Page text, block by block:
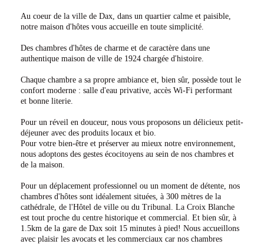
Au coeur de la ville de Dax, dans un quartier calme et paisible,
notre maison d'hôtes vous accueille en toute simplicité.
Des chambres d'hôtes de charme et de caractère dans une
authentique maison de ville de 1924 chargée d'histoire.
Chaque chambre a sa propre ambiance et, bien sûr, possède tout le
confort moderne : salle d'eau privative, accès Wi-Fi performant
et bonne literie.
Pour un réveil en douceur, nous vous proposons un délicieux petit-
déjeuner avec des produits locaux et bio.
Pour votre bien-être et préserver au mieux notre environnement,
nous adoptons des gestes écocitoyens au sein de nos chambres et
de la maison.
Pour un déplacement professionnel ou un moment de détente, nos
chambres d'hôtes sont idéalement situées, à 300 mètres de la
cathédrale, de l'Hôtel de ville ou du Tribunal. La Croix Blanche
est tout proche du centre historique et commercial. Et bien sûr, à
1.5km de la gare de Dax soit 15 minutes à pied! Nous accueillons
avec plaisir les avocats et les commerciaux car nos chambres